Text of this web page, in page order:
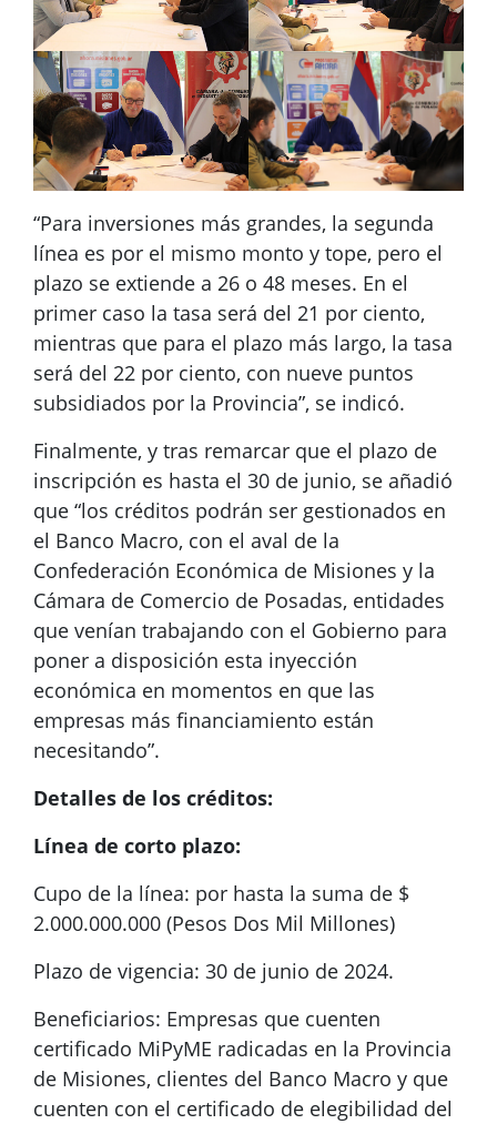
“Para inversiones más grandes, la segunda
línea es por el mismo monto y tope, pero el
plazo se extiende a 26 o 48 meses. En el
primer caso la tasa será del 21 por ciento,
mientras que para el plazo más largo, la tasa
será del 22 por ciento, con nueve puntos
subsidiados por la Provincia”, se indicó.
Finalmente, y tras remarcar que el plazo de
inscripción es hasta el 30 de junio, se añadió
que “los créditos podrán ser gestionados en
el Banco Macro, con el aval de la
Confederación Económica de Misiones y la
Cámara de Comercio de Posadas, entidades
que venían trabajando con el Gobierno para
poner a disposición esta inyección
económica en momentos en que las
empresas más financiamiento están
necesitando”.
Detalles de los créditos:
Línea de corto plazo:
Cupo de la línea: por hasta la suma de $
2.000.000.000 (Pesos Dos Mil Millones)
Plazo de vigencia: 30 de junio de 2024.
Beneficiarios: Empresas que cuenten
certificado MiPyME radicadas en la Provincia
de Misiones, clientes del Banco Macro y que
cuenten con el certificado de elegibilidad del